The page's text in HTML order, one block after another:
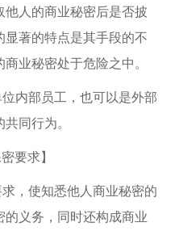
人的商业秘密后是否披
著的特点是其手段的不
业秘密处于危险之中。
内部员工，也可以是外部
同行为。
要求】
，使知悉他人商业秘密的
义务，同时还构成商业